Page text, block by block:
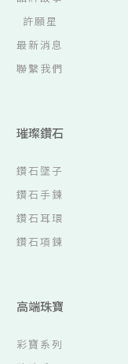
許願星
最新消息
聯繫我們
璀璨鑽石
鑽石墜子
鑽石手鍊
鑽石耳環
鑽石項鍊
高端珠寶
彩寶系列